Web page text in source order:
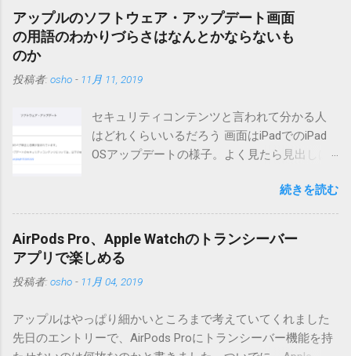
降もたぶん動くと思います。 現在のバージョンは0.5.3です。
（2004/12/4リリース）※0.6.3を公開しています。まだ心配な
点が多いため、こちらにはリンクしていません。安定を求め
る方は0.5.3を、新版の機能が必要な方は0.6.3をご利用くださ
い。 こちら からどうぞ。 0.3.6までのバージョンに、エント
版へのアップデートを強くお勧めしてます。 mail-entry.zipを
ダウンロードするにはここをクリックしてください。
（Windowsから解凍したフォルダを見ると「_MACOSX」とい
りませんので無視してください。MacOS XでZIP圧縮している
ため、Mac独自のファイル情報が含まれてしまうようで
す。） Ver.0.3.0以降用の差分ファイルはこちら 。ZIP圧縮して
まとめてあります。いまのバージョン番号と同じバージョン
合は一つずつ順に適用していく必要があります。0.5.0以降
ません。改造してる方向けに、バージョンアップポイントを
お知らせするのが主な目的となっています。 まずはどんなふ
アップルのソフトウェア・アップデート画面
の用語のわかりづらさはなんとかならないも
のか
投稿者: osho - 11月 11, 2019
セキュリティコンテンツと言われて分かる人
はどれくらいいるだろう 画面はiPadでのiPad
OSアップデートの様子。よく見たら見出しは
の名前としてはいまだにiOSのままとか、そん
な理由じゃないでしょうね。 それは混乱のも
ア・アップデートのセキュリティコンテンツ
については、以下のWebサイトをご覧くださ
い」の部分。 セキュリティコンテンツ…？ こ
す。人によってはここで悩んだ結果、アップ
デートをしない人も出てきそうですよ。アッ
続きを読む
AirPods Pro、Apple Watchのトランシーバー
アプリで楽しめる
投稿者: osho - 11月 04, 2019
アップルはやっぱり細かいところまで考えていてくれました
先日のエントリーで、AirPods Proにトランシーバー機能を持